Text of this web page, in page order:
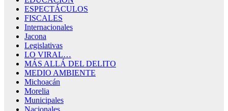
ESPECTÁCULOS
FISCALES
Internacionales
Jacona
Legislativas
LO VIRAL…
MÁS ALLÁ DEL DELITO
MEDIO AMBIENTE
Michoacán
Morelia
Municipales
Nacionales